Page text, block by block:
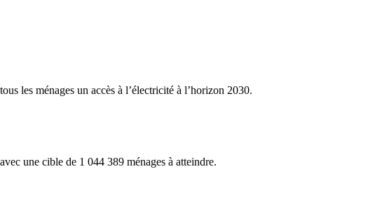
les ménages un accès à l’électricité à l’horizon 2030.
une cible de 1 044 389 ménages à atteindre.